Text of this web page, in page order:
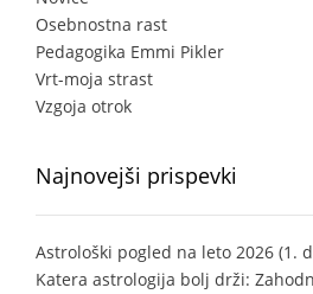
Osebnostna rast
Pedagogika Emmi Pikler
Vrt-moja strast
Vzgoja otrok
Najnovejši prispevki
Astrološki pogled na leto 2026 (1.
Katera astrologija bolj drži: